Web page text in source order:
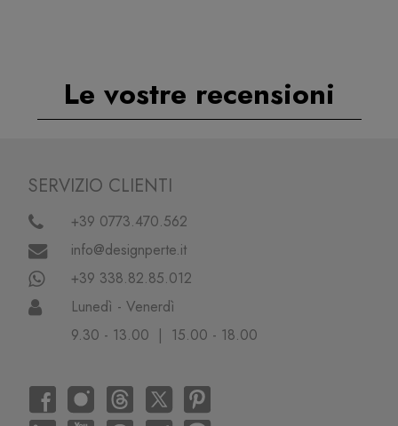
Le vostre recensioni
SERVIZIO CLIENTI
+39 0773.470.562
info@designperte.it
+39 338.82.85.012
Lunedì - Venerdì
9.30 - 13.00 | 15.00 - 18.00